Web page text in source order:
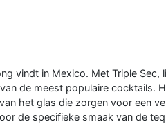
vindt in Mexico. Met Triple Sec,
de meest populaire cocktails.
het glas die zorgen voor een
de specifieke smaak van de